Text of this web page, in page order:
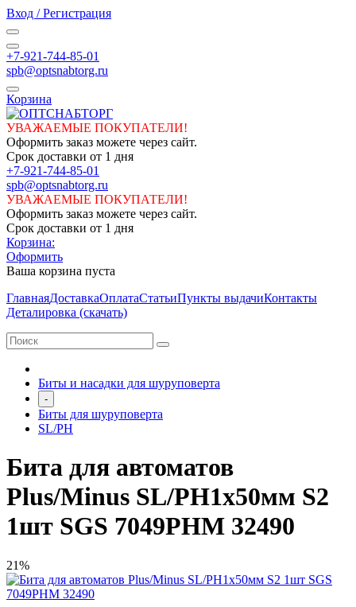
Вход / Регистрация
+7-921-744-85-01
spb@optsnabtorg.ru
Корзина
УВАЖАЕМЫЕ ПОКУПАТЕЛИ!
Оформить заказ можете через сайт.
Срок доставки от 1 дня
+7-921-744-85-01
spb@optsnabtorg.ru
УВАЖАЕМЫЕ ПОКУПАТЕЛИ!
Оформить заказ можете через сайт.
Срок доставки от 1 дня
Корзина:
Оформить
Ваша корзина пуста
ГлавнаяДоставкаОплатаСтатьиПункты выдачиКонтакты
Деталировка (скачать)
Биты и насадки для шуруповерта
-
Биты для шуруповерта
SL/PH
Бита для автоматов
Plus/Minus SL/PH1х50мм S2
1шт SGS 7049PHM 32490
21%